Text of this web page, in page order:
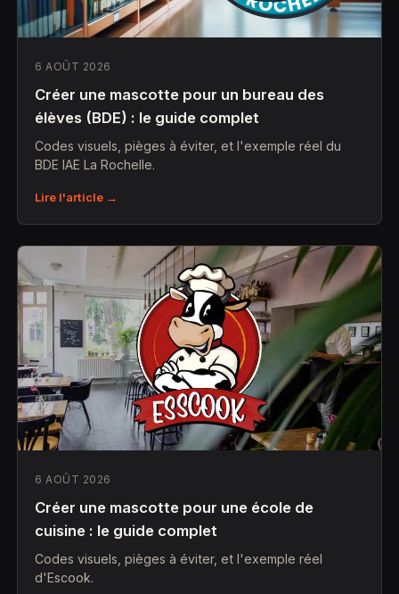
6 AOÛT 2026
Créer une mascotte pour un bureau des
élèves (BDE) : le guide complet
Codes visuels, pièges à éviter, et l'exemple réel du
BDE IAE La Rochelle.
Lire l'article →
6 AOÛT 2026
Créer une mascotte pour une école de
cuisine : le guide complet
Codes visuels, pièges à éviter, et l'exemple réel
d'Escook.